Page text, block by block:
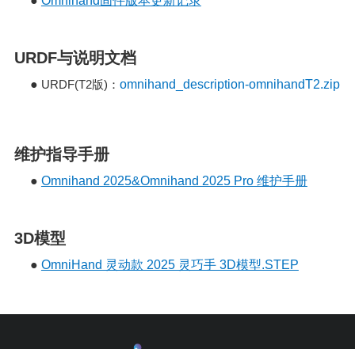
URDF与说明文档
● URDF(T2版) ： omnihand_description-omnihandT2.zip
维护指导手册
● Omnihand 2025&Omnihand 2025 Pro 维护手册
3D模型
● OmniHand 灵动款 2025 灵巧手 3D模型.STEP